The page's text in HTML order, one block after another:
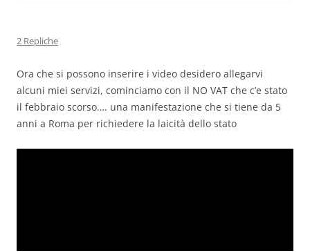
2 Repliche
Ora che si possono inserire i video desidero allegarvi
alcuni miei servizi, cominciamo con il NO VAT che c’e stato
il febbraio scorso…. una manifestazione che si tiene da 5
anni a Roma per richiedere la laicità dello stato